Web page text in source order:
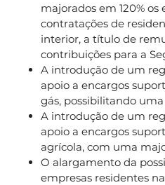
majorados em 120%
contratações de
interior, a título de
contribuições para a
A introdução de um
apoio a encargos
gás, possibilitando
A introdução de um
apoio a encargos
agrícola, com uma
O alargamento da
empresas residentes